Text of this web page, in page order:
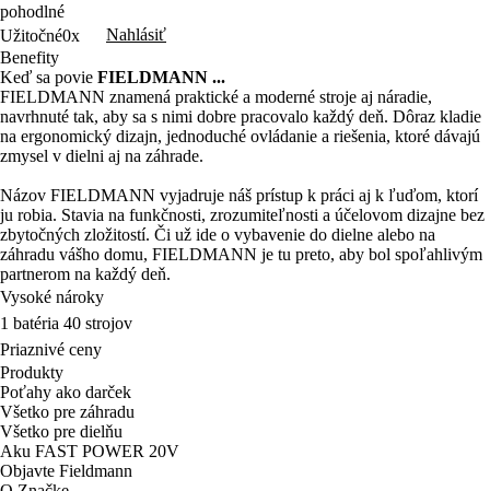
pohodlné
Užitočné0x
Nahlásiť
Benefity
Keď sa povie FIELDMANN ...
FIELDMANN znamená praktické a moderné stroje aj náradie,
navrhnuté tak, aby sa s nimi dobre pracovalo každý deň. Dôraz kladie
na ergonomický dizajn, jednoduché ovládanie a riešenia, ktoré dávajú
zmysel v dielni aj na záhrade.
Názov FIELDMANN vyjadruje náš prístup k práci aj k ľuďom, ktorí
ju robia. Stavia na funkčnosti, zrozumiteľnosti a účelovom dizajne bez
zbytočných zložitostí. Či už ide o vybavenie do dielne alebo na
záhradu vášho domu, FIELDMANN je tu preto, aby bol spoľahlivým
partnerom na každý deň.
Vysoké nároky
1 batéria 40 strojov
Priaznivé ceny
Produkty
Poťahy ako darček
Všetko pre záhradu
Všetko pre dielňu
Aku FAST POWER 20V
Objavte Fieldmann